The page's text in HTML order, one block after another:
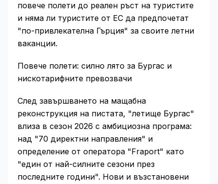
повече полети до реален ръст на туристите
и няма ли туристите от ЕС да предпочетат
"по-привлекателна Гърция" за своите летни
ваканции.
Повече полети: силно лято за Бургас и
нискотарифните превозвачи
След завършването на мащабна
реконструкция на пистата, "летище Бургас"
влиза в сезон 2026 с амбициозна програма:
над "70 директни направления" и
определение от оператора "Fraport" като
"един от най-силните сезони през
последните години". Нови и възстановени